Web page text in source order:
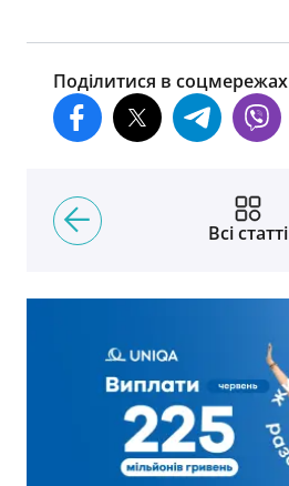
Поділитися в соцмережах
Всі статті